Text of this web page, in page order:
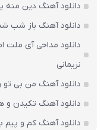
دانلود آهنگ دین منه
دانلود آهنگ باز شب
دانلود مداحی آی ملت
نریمانی
دانلود آهنگ من بی تو
دانلود آهنگ تکیدن و
دانلود آهنگ کم و پیم